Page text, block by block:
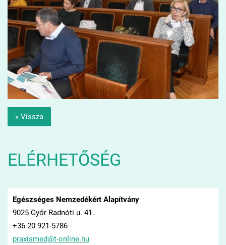
« Vissza
ELÉRHETŐSÉG
Egészséges Nemzedékért Alapítvány
9025 Győr Radnóti u. 41.
+36 20 921-5786
praxismed@t-online.hu